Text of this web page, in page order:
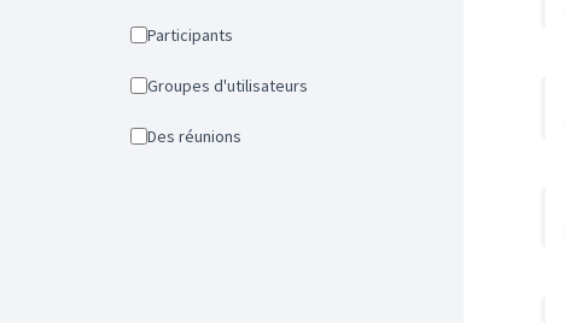
Participants
Groupes d'utilisateurs
Des réunions